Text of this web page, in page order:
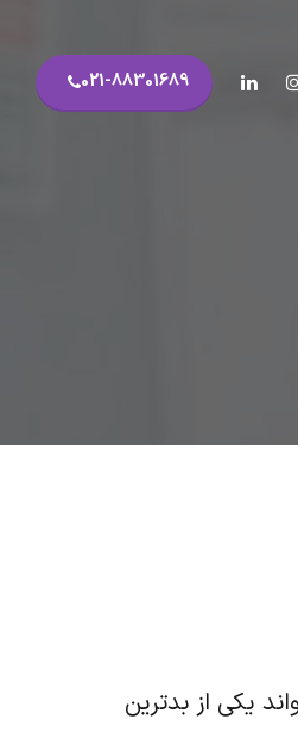
021-88301689
یکی از بدترین